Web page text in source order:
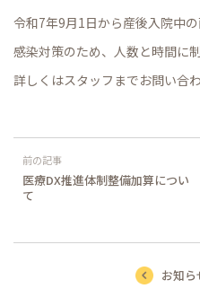
お知らせ
腸活のご案内
採用情報
令和7年9月1日から産後入院中の
感染対策のため、人数と時間に
詳しくはスタッフまでお問い合
医療DX推進体制整備加算につい
て
お知